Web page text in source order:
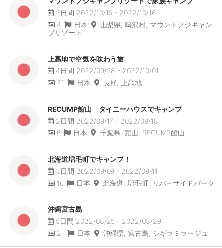
2日間 2022/10/15 - 2022/10/16
4
日本
山梨県, 鳴沢村, マウントフジキャン
プリゾート
上高地で空気を味わう旅
4日間 2022/09/28 - 2022/10/01
21
日本 長野, 上高地
RECUMP館山 タイニーハウスでキャンプ
2日間 2022/09/17 - 2022/09/18
6
日本 千葉県, 館山, RECUMP館山
北海道増毛町でキャンプ！
3日間 2022/09/09 - 2022/09/11
16
日本 北海道, 増毛町, リバーサイドパーク
沖縄宮古島
5日間 2022/08/25 - 2022/08/29
21
日本 沖縄県, 宮古島, シギラミラージュ